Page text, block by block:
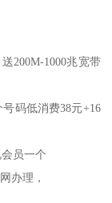
200M-1000兆宽带
码低消费38元+16
员一个
办理，